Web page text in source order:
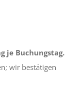
je Buchungstag.
wir bestätigen